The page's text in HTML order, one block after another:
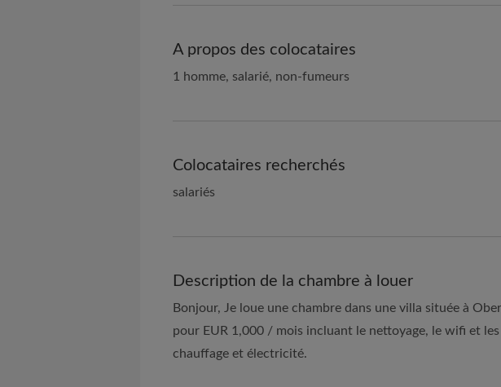
A propos des colocataires
1 homme, salarié, non-fumeurs
Colocataires recherchés
salariés
Description de la chambre à louer
Bonjour, Je loue une chambre dans une villa située à
pour EUR 1,000 / mois incluant le nettoyage, le wifi et les
chauffage et électricité.